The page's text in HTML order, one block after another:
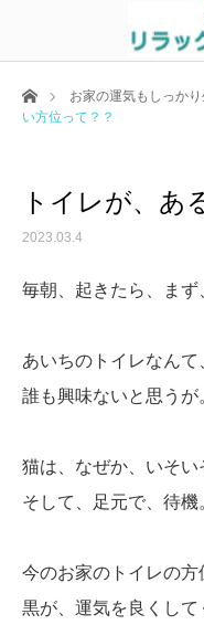
ホームお家の運気もしっか
い方位って？？
トイレが、あ
2023.03.4
毎朝、起きたら、まず
あいちのトイレなんて
誰も興味ないと思うが
猫は、なぜか、いそい
そして、足元で、待機
今のお家のトイレの方
黒が、運気を良くして